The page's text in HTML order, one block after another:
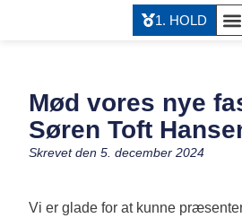
1. HOLD
Mød vores nye
Søren Toft
Skrevet den 5. december 2024
Vi er glade for at kunne